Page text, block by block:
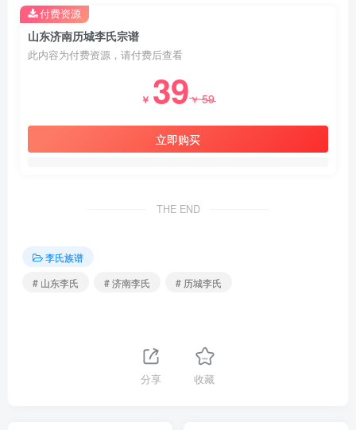
山东济南历城李氏宗谱
此内容为付费资源，请付费后查看
￥ 39￥59
立即购买
付费资源
THE END
李氏族谱
# 山东李氏
# 济南李氏 # 历城李氏
分享 收藏